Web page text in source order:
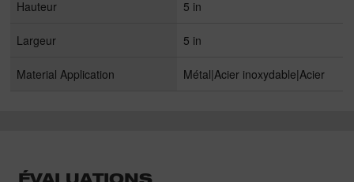
Hauteur 5 in
Largeur 5 in
Material Application Métal|Acier inoxydable|Acier